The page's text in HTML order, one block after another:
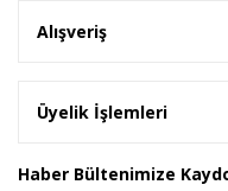
Alışveriş
Üyelik İşlemleri
Haber Bültenimize